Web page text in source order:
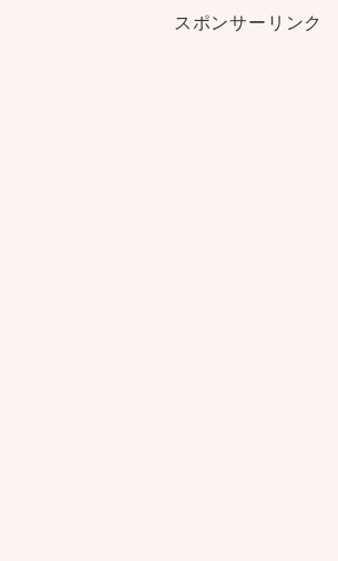
スポンサーリンク